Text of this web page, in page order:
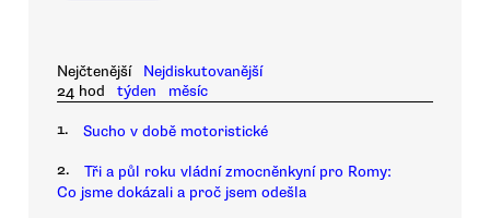
Nejčtenější
Nejdiskutovanější
24 hod
týden měsíc
1. Sucho v době motoristické
2.
Tři a půl roku vládní zmocněnkyní pro Romy:
Co jsme dokázali a proč jsem odešla